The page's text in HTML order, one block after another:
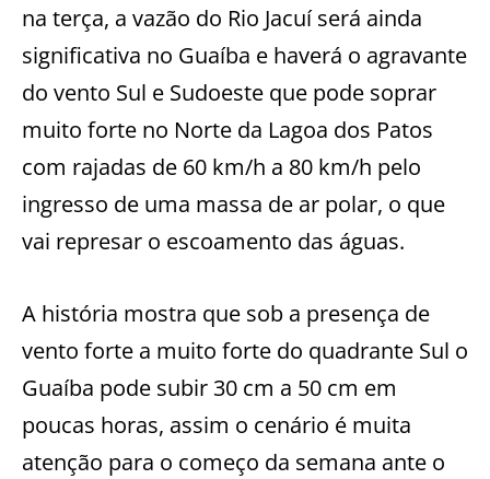
na terça, a vazão do Rio Jacuí será ainda
significativa no Guaíba e haverá o agravante
do vento Sul e Sudoeste que pode soprar
muito forte no Norte da Lagoa dos Patos
com rajadas de 60 km/h a 80 km/h pelo
ingresso de uma massa de ar polar, o que
vai represar o escoamento das águas.
A história mostra que sob a presença de
vento forte a muito forte do quadrante Sul o
Guaíba pode subir 30 cm a 50 cm em
poucas horas, assim o cenário é muita
atenção para o começo da semana ante o